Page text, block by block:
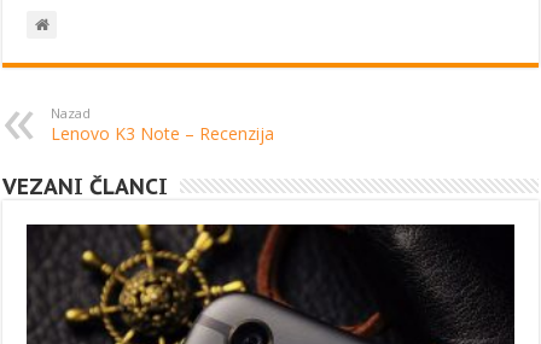
Nazad
Lenovo K3 Note – Recenzija
VEZANI ČLANCI